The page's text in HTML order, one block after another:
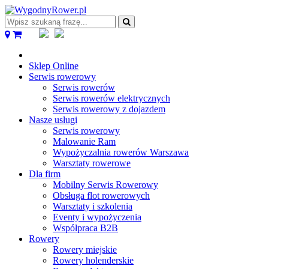
Wpisz
szukaną
frazę...
Sklep Online
Serwis rowerowy
Serwis rowerów
Serwis rowerów elektrycznych
Serwis rowerowy z dojazdem
Nasze usługi
Serwis rowerowy
Malowanie Ram
Wypożyczalnia rowerów Warszawa
Warsztaty rowerowe
Dla firm
Mobilny Serwis Rowerowy
Obsługa flot rowerowych
Warsztaty i szkolenia
Eventy i wypożyczenia
Współpraca B2B
Rowery
Rowery miejskie
Rowery holenderskie